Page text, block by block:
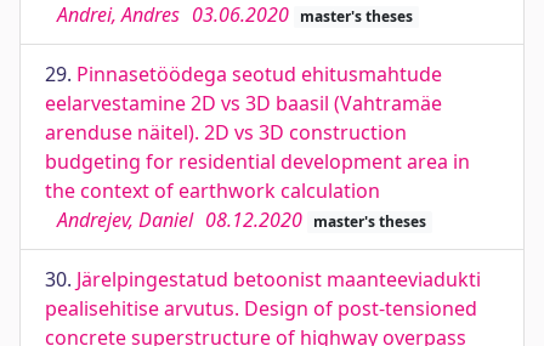
Andrei, Andres 03.06.2020 master's theses
29. Pinnasetöödega seotud ehitusmahtude
eelarvestamine 2D vs 3D baasil (Vahtramäe
arenduse näitel). 2D vs 3D construction
budgeting for residential development area in
the context of earthwork calculation
Andrejev, Daniel 08.12.2020 master's theses
30. Järelpingestatud betoonist maanteeviadukti
pealisehitise arvutus. Design of post-tensioned
concrete superstructure of highway overpass